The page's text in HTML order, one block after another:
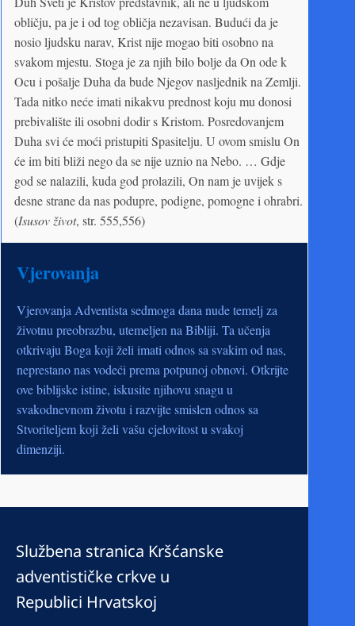
obličju, pa je i od tog obličja nezavisan. Budući da je
nosio ljudsku narav, Krist nije mogao biti osobno na
svakom mjestu. Stoga je za njih bilo bolje da On ode k
Ocu i pošalje Duha da bude Njegov nasljednik na Zemlji.
Tada nitko neće imati nikakvu prednost koju mu donosi
prebivalište ili osobni dodir s Kristom. Posredovanjem
Duha svi će moći pristupiti Spasitelju. U ovom smislu On
će im biti bliži nego da se nije uznio na Nebo. … Gdje
god se nalazili, kuda god prolazili, On nam je uvijek s
desne strane da nas podupre, podigne, pomogne i ohrabri.
(Isusov život, str. 555,556)
Vjerovanja
Vjerovanja Adventista sedmoga dana nude temelj za
životnu preobrazbu, utemeljen na Bibliji. Ta učenja
otkrivaju Boga koji želi imati odnos sa svakim od nas,
neprestano nas vodeći prema potpunoj obnovi. Otkrijte
ove biblijske istine, iskusite njihovu snagu u
svakodnevnom životu i razvijte smislen odnos sa
Stvoriteljem koji želi vašu cjelovitost u svakoj
dimenziji.
Službena stranica Kršćanske
adventističke crkve u
Republici Hrvatskoj